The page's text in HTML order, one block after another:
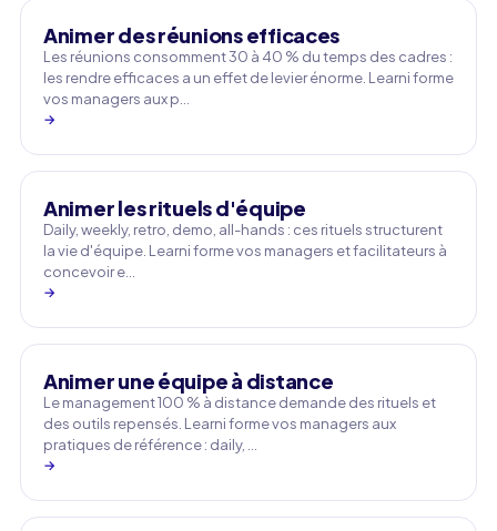
Animer des réunions efficaces
Les réunions consomment 30 à 40 % du temps des cadres :
les rendre efficaces a un effet de levier énorme. Learni forme
vos managers aux p…
→
Animer les rituels d'équipe
Daily, weekly, retro, demo, all-hands : ces rituels structurent
la vie d'équipe. Learni forme vos managers et facilitateurs à
concevoir e…
→
Animer une équipe à distance
Le management 100 % à distance demande des rituels et
des outils repensés. Learni forme vos managers aux
pratiques de référence : daily, …
→